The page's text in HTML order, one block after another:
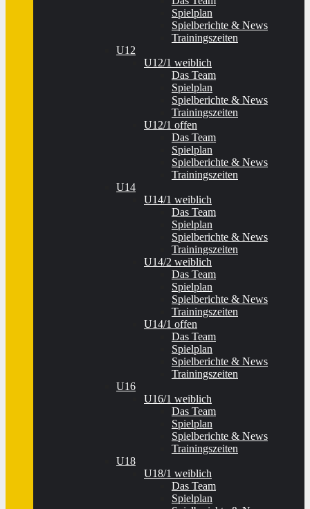
Spielplan
Spielberichte & News
Trainingszeiten
U12
U12/1 weiblich
Das Team
Spielplan
Spielberichte & News
Trainingszeiten
U12/1 offen
Das Team
Spielplan
Spielberichte & News
Trainingszeiten
U14
U14/1 weiblich
Das Team
Spielplan
Spielberichte & News
Trainingszeiten
U14/2 weiblich
Das Team
Spielplan
Spielberichte & News
Trainingszeiten
U14/1 offen
Das Team
Spielplan
Spielberichte & News
Trainingszeiten
U16
U16/1 weiblich
Das Team
Spielplan
Spielberichte & News
Trainingszeiten
U18
U18/1 weiblich
Das Team
Spielplan